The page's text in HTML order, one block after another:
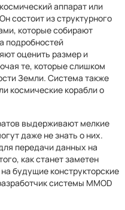
аппарат или
состоит из структурного
которые собирают
подробностей
оценить размер и
те, которые слишком
Земли. Система также
космические корабли о
выдерживают мелкие
даже не знать о них.
передачи данных на
как станет заметен
будущие конструкторские
системы MMOD